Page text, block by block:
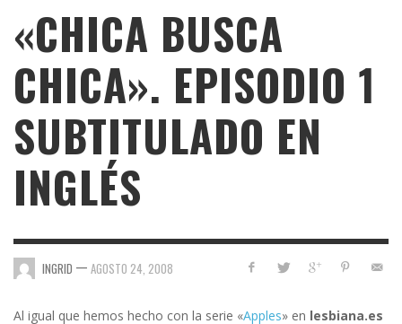
«CHICA BUSCA
CHICA». EPISODIO 1
SUBTITULADO EN
INGLÉS
INGRID — AGOSTO 24, 2008
Al igual que hemos hecho con la serie «Apples» en lesbiana.es